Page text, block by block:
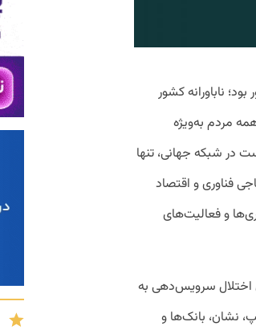
کشور بود؛ ناباورانه کشور
همه‌ مردم به‌ویژه
در شبکه‌ جهانی، تنها
فناوری و اقتصاد
و فعالیت‌های
اختلال سرویس‌دهی به
نشان، بانک‌ها و